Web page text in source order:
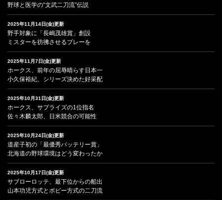
野球と医学の“文武二刀流”伝説
2025年11月14日(金)更新
野手対象に「長嶋茂雄賞」創設
ミスターを彷彿させるプレーを
2025年11月7日(金)更新
ホークス、前年の屈辱晴らす日本一
小久保裕紀、シリーズ決めた好采配
2025年10月31日(金)更新
ホークス、サプライズの1位指名
佐々木麟太郎、日米競合の可能性
2025年10月24日(金)更新
道産子初の「最優秀バッテリー賞」
北海道の野球環境はどう変わったか
2025年10月17日(金)更新
サブローロッテ、最下位からの船出
山本功児方式とボビー方式の二刀流